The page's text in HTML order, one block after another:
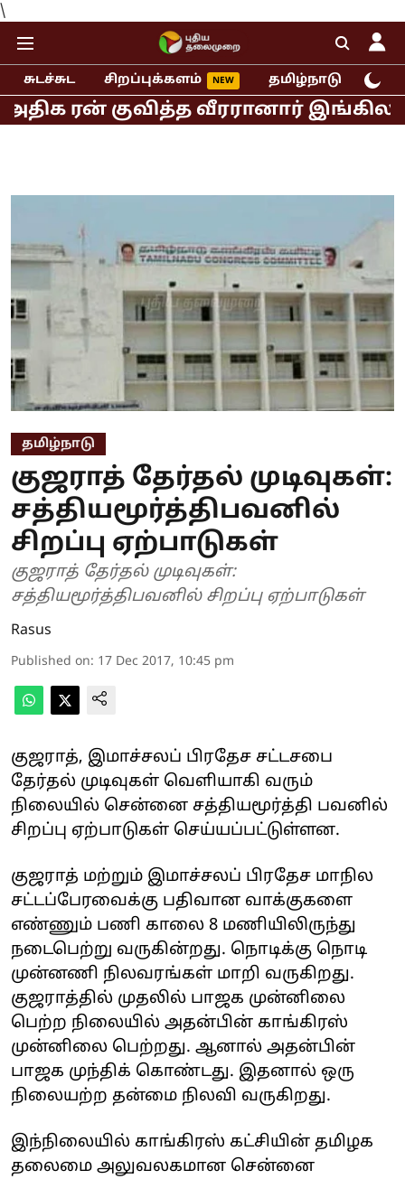
\
சுடச்சுட சிறப்புக்களம் தமிழ்நாடு
குவித்த வீரரானார் இங்கிலாந்து
தமிழ்நாடு
குஜராத் தேர்தல் முடிவுகள்:
சத்தியமூர்த்திபவனில்
சிறப்பு ஏற்பாடுகள்
குஜராத் தேர்தல் முடிவுகள்:
சத்தியமூர்த்திபவனில் சிறப்பு ஏற்பாடுகள்
Rasus
Published on: 17 Dec 2017, 10:45 pm
குஜராத், இமாச்சலப் பிரதேச சட்டசபை
தேர்தல் முடிவுகள் வெளியாகி வரும்
நிலையில் சென்னை சத்தியமூர்த்தி பவனில்
சிறப்பு ஏற்பாடுகள் செய்யப்பட்டுள்ளன.
குஜராத் மற்றும் இமாச்சலப் பிரதேச மாநில
சட்டப்பேரவைக்கு பதிவான வாக்குகளை
எண்ணும் பணி காலை 8 மணியிலிருந்து
நடைபெற்று வருகின்றது. நொடிக்கு நொடி
முன்னணி நிலவரங்கள் மாறி வருகிறது.
குஜராத்தில் முதலில் பாஜக முன்னிலை
பெற்ற நிலையில் அதன்பின் காங்கிரஸ்
முன்னிலை பெற்றது. ஆனால் அதன்பின்
பாஜக முந்திக் கொண்டது. இதனால் ஒரு
நிலையற்ற தன்மை நிலவி வருகிறது.
இந்நிலையில் காங்கிரஸ் கட்சியின் தமிழக
தலைமை அலுவலகமான சென்னை